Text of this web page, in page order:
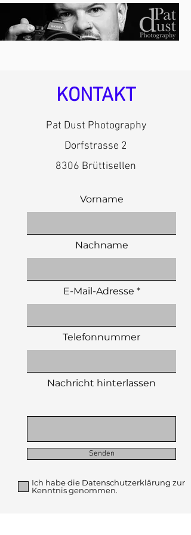
KONTAKT
Pat Dust Photography
Dorfstrasse 2
8306 Brüttisellen
Vorname
Nachname
E-Mail-Adresse
Telefonnummer
Nachricht hinterlassen
Senden
Ich habe die Datenschutzerklärung zur
Kenntnis genommen.